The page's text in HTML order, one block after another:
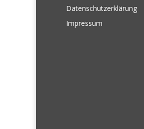
Datenschutzerklärung
Impressum